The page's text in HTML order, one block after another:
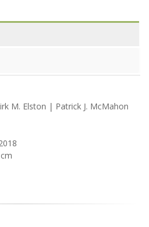
M. Elston | Patrick J. McMahon